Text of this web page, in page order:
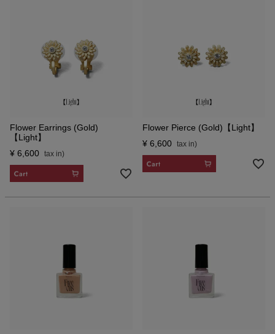
Flower Earrings (Gold)
【Light】
¥ 6,600
Flower Pierce (Gold)【Light】
¥ 6,600